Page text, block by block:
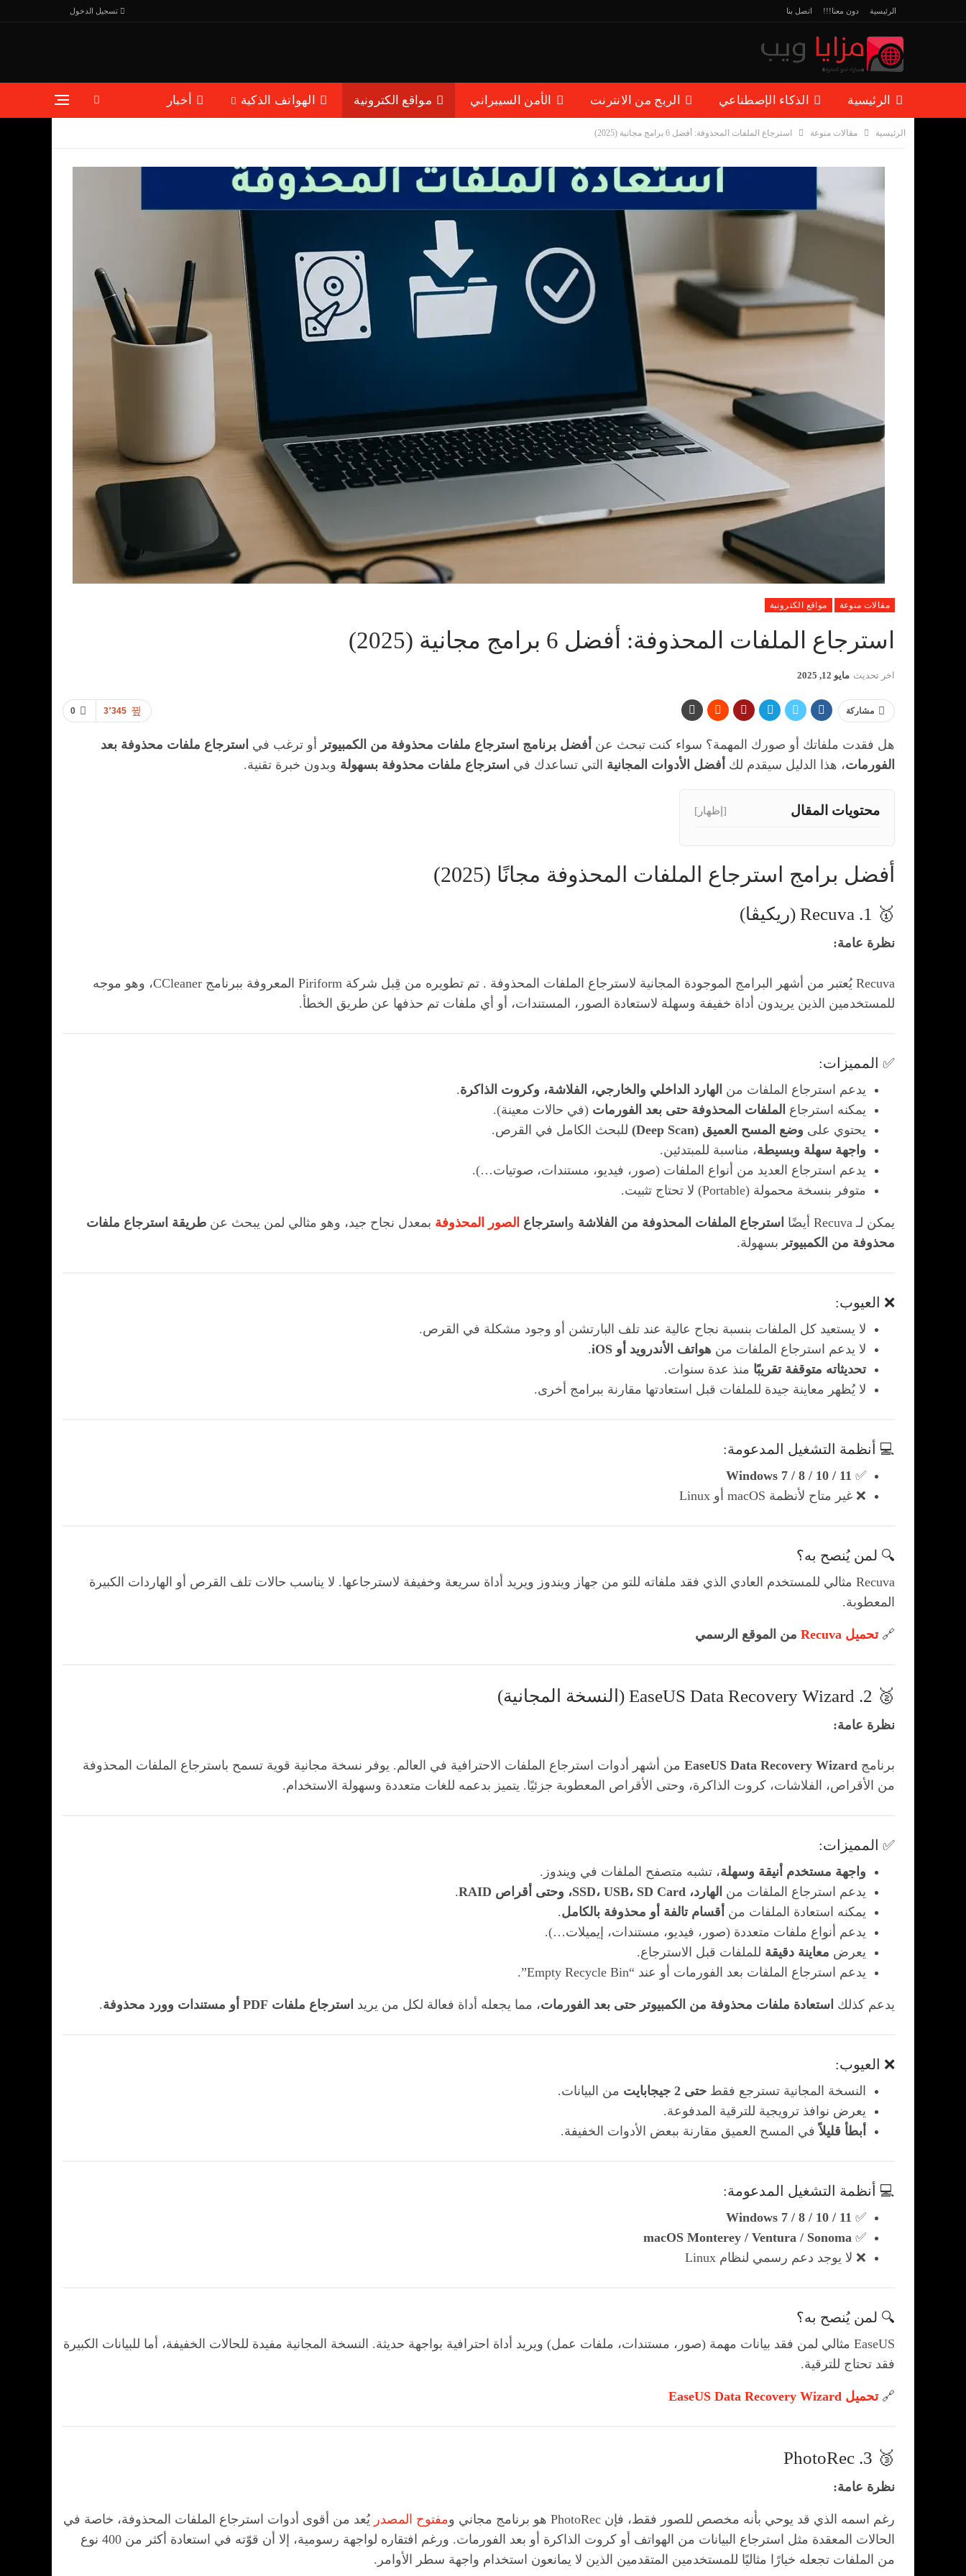
تسجيل الدخول الرئيسية دون معنا!!! اتصل بنا
الرئيسية الذكاء الإصطناعي الربح من الانترنت الأمن السيبراني مواقع الكترونية الهواتف الذكية أخبار
مقالات منوعة
الرئيسية مقالات منوعة استرجاع الملفات المحذوفة: أفضل 6 برامج مجانية (2025)
مقالات منوعة مواقع الكترونية
استرجاع الملفات المحذوفة: أفضل 6 برامج مجانية (2025)
اخر تحديث مايو 12, 2025
0 3٬345 مشاركة
هل فقدت ملفاتك أو صورك المهمة؟ سواء كنت تبحث عن أفضل برنامج استرجاع ملفات محذوفة من الكمبيوتر أو ترغب في استرجاع ملفات محذوفة بعد
الفورمات، هذا الدليل سيقدم لك أفضل الأدوات المجانية التي تساعدك في استرجاع ملفات محذوفة بسهولة وبدون خبرة تقنية.
محتويات المقال [إظهار]
أفضل برامج استرجاع الملفات المحذوفة مجانًا (2025)
🥇 1. Recuva (ريكيڤا)
نظرة عامة:
Recuva يُعتبر من أشهر البرامج الموجودة المجانية لاسترجاع الملفات المحذوفة . تم تطويره من قِبل شركة Piriform المعروفة ببرنامج CCleaner، وهو موجه
للمستخدمين الذين يريدون أداة خفيفة وسهلة لاستعادة الصور، المستندات، أو أي ملفات تم حذفها عن طريق الخطأ.
✅ المميزات:
يدعم استرجاع الملفات من الهارد الداخلي والخارجي، الفلاشة، وكروت الذاكرة.
يمكنه استرجاع الملفات المحذوفة حتى بعد الفورمات (في حالات معينة).
يحتوي على وضع المسح العميق (Deep Scan)
للبحث الكامل في القرص.
واجهة سهلة وبسيطة، مناسبة للمبتدئين.
يدعم استرجاع العديد من أنواع الملفات (صور، فيديو، مستندات، صوتيات…).
متوفر بنسخة محمولة (Portable) لا تحتاج تثبيت.
يمكن لـ Recuva أيضًا استرجاع الملفات المحذوفة من الفلاشة و استرجاع الصور المحذوفة بمعدل نجاح جيد، وهو مثالي لمن يبحث عن طريقة استرجاع ملفات
محذوفة من الكمبيوتر بسهولة.
❌ العيوب:
لا يستعيد كل الملفات بنسبة نجاح عالية عند تلف البارتشن أو وجود مشكلة في القرص.
لا يدعم استرجاع الملفات من هواتف الأندرويد أو iOS
.
تحديثاته متوقفة تقريبًا منذ عدة سنوات.
لا يُظهر معاينة جيدة للملفات قبل استعادتها مقارنة ببرامج أخرى.
💻 أنظمة التشغيل المدعومة:
✅
Windows 7 / 8 / 10 / 11
❌ غير متاح لأنظمة macOS أو Linux
🔍 لمن يُنصح به؟
Recuva مثالي للمستخدم العادي الذي فقد ملفاته للتو من جهاز ويندوز ويريد أداة سريعة وخفيفة لاسترجاعها. لا يناسب حالات تلف القرص أو الهاردات الكبيرة
المعطوبة.
🔗تحميل Recuva من الموقع الرسمي
🥈 2. EaseUS Data Recovery Wizard (النسخة المجانية)
نظرة عامة:
برنامج EaseUS Data Recovery Wizard من أشهر أدوات استرجاع الملفات الاحترافية في العالم. يوفر نسخة مجانية قوية تسمح باسترجاع الملفات المحذوفة
من الأقراص، الفلاشات، كروت الذاكرة، وحتى الأقراص المعطوبة جزئيًا. يتميز بدعمه للغات متعددة وسهولة الاستخدام.
✅ المميزات:
واجهة مستخدم أنيقة وسهلة، تشبه متصفح الملفات في ويندوز.
يدعم استرجاع الملفات من الهارد، SSD، USB، SD Card، وحتى أقراص RAID
.
يمكنه استعادة الملفات من أقسام تالفة أو محذوفة بالكامل.
يدعم أنواع ملفات متعددة (صور، فيديو، مستندات، إيميلات…).
يعرض معاينة دقيقة للملفات قبل الاسترجاع.
يدعم استرجاع الملفات بعد الفورمات أو عند “Empty Recycle Bin”.
يدعم كذلك استعادة ملفات محذوفة من الكمبيوتر حتى بعد الفورمات، مما يجعله أداة فعالة لكل من يريد استرجاع ملفات PDF أو مستندات وورد محذوفة .
❌ العيوب:
النسخة المجانية تسترجع فقط حتى 2 جيجابايت
من البيانات.
يعرض نوافذ ترويجية للترقية المدفوعة.
أبطأ قليلاً في المسح العميق مقارنة ببعض الأدوات الخفيفة.
💻 أنظمة التشغيل المدعومة:
✅
Windows 7 / 8 / 10 / 11
✅
macOS Monterey / Ventura / Sonoma
❌ لا يوجد دعم رسمي لنظام Linux
🔍 لمن يُنصح به؟
EaseUS مثالي لمن فقد بيانات مهمة (صور، مستندات، ملفات عمل) ويريد أداة احترافية بواجهة حديثة. النسخة المجانية مفيدة للحالات الخفيفة، أما للبيانات الكبيرة
فقد تحتاج للترقية.
🔗تحميل EaseUS Data Recovery Wizard
🥉 3. PhotoRec
نظرة عامة:
رغم اسمه الذي قد يوحي بأنه مخصص للصور فقط، فإن PhotoRec هو برنامج مجاني و مفتوح المصدر يُعد من أقوى أدوات استرجاع الملفات المحذوفة، خاصة في
الحالات المعقدة مثل استرجاع البيانات من الهواتف أو كروت الذاكرة أو بعد الفورمات. ورغم افتقاره لواجهة رسومية، إلا أن قوّته في استعادة أكثر من 400 نوع
من الملفات تجعله خيارًا مثاليًا للمستخدمين المتقدمين الذين لا يمانعون استخدام واجهة سطر الأوامر.